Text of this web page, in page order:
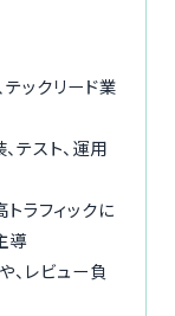
ログイン
テックリード業
テスト、運用
トラフィックに
導
、レビュー負